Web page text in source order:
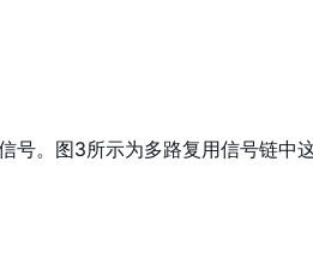
。图3所示为多路复用信号链中